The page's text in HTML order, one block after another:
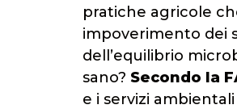
pratiche agricole
impoverimento dei
dell’equilibrio
sano? Secondo la
e i servizi